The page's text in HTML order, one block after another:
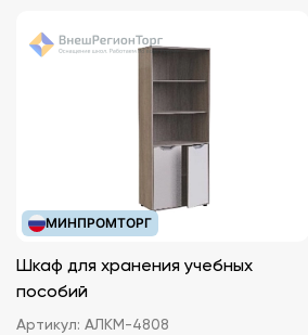
МИНПРОМТОРГ
Шкаф для хранения учебных
пособий
Артикул: АЛКМ-4808